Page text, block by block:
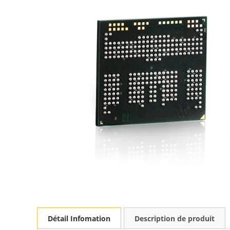
Détail Infomation Description de produit